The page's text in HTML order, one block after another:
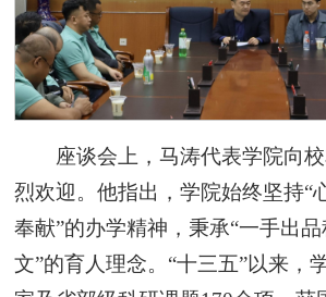
座谈会上，马涛代表学院向
烈欢迎。他指出，学院始终坚持“
奉献”的办学精神，秉承“一手出
文”的育人理念。“十三五”以来，